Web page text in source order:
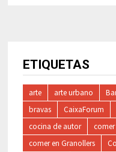
ETIQUETAS
arte arte urbano
bravas
CaixaForum
cocina de autor
comer en Granollers